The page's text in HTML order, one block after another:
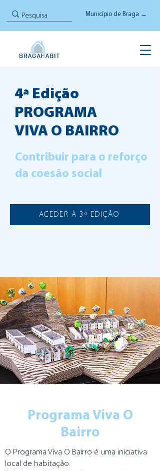
Município de Braga →
4ª Edição
PROGRAMA
VIVA O BAIRRO
Contribuir para o reforço
da coesão social
ACEDER À 3ª EDIÇÃO
Programa Viva O
Bairro
O Programa Viva O Bairro é uma iniciativa
local de habitação.